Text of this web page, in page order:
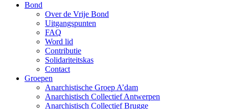
Bond
Over de Vrije Bond
Uitgangspunten
FAQ
Word lid
Contributie
Solidariteitskas
Contact
Groepen
Anarchistische Groep A’dam
Anarchistisch Collectief Antwerpen
Anarchistisch Collectief Brugge